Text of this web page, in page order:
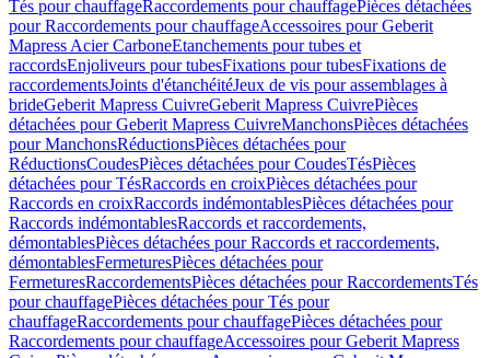
Tés pour chauffageRaccordements pour chauffagePièces détachées
pour Raccordements pour chauffageAccessoires pour Geberit
Mapress Acier CarboneEtanchements pour tubes et
raccordsEnjoliveurs pour tubesFixations pour tubesFixations de
raccordementsJoints d'étanchéitéJeux de vis pour assemblages à
brideGeberit Mapress CuivreGeberit Mapress CuivrePièces
détachées pour Geberit Mapress CuivreManchonsPièces détachées
pour ManchonsRéductionsPièces détachées pour
RéductionsCoudesPièces détachées pour CoudesTésPièces
détachées pour TésRaccords en croixPièces détachées pour
Raccords en croixRaccords indémontablesPièces détachées pour
Raccords indémontablesRaccords et raccordements,
démontablesPièces détachées pour Raccords et raccordements,
démontablesFermeturesPièces détachées pour
FermeturesRaccordementsPièces détachées pour RaccordementsTés
pour chauffagePièces détachées pour Tés pour
chauffageRaccordements pour chauffagePièces détachées pour
Raccordements pour chauffageAccessoires pour Geberit Mapress